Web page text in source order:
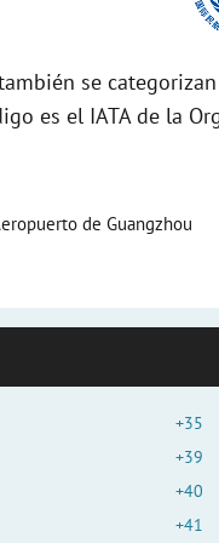
se
es el IATA de la
de Guangzhou
+35
+39
+40
+41